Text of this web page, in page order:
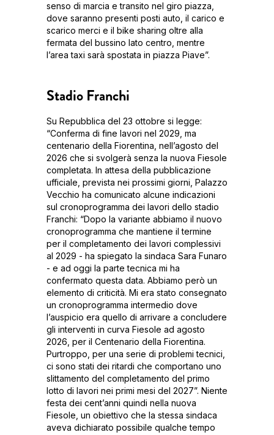
senso di marcia e transito nel giro piazza,
dove saranno presenti posti auto, il carico e
scarico merci e il bike sharing oltre alla
fermata del bussino lato centro, mentre
l’area taxi sarà spostata in piazza Piave”.
Stadio Franchi
Su Repubblica del 23 ottobre si legge:
“Conferma di fine lavori nel 2029, ma
centenario della Fiorentina, nell’agosto del
2026 che si svolgerà senza la nuova Fiesole
completata. In attesa della pubblicazione
ufficiale, prevista nei prossimi giorni, Palazzo
Vecchio ha comunicato alcune indicazioni
sul cronoprogramma dei lavori dello stadio
Franchi: “Dopo la variante abbiamo il nuovo
cronoprogramma che mantiene il termine
per il completamento dei lavori complessivi
al 2029 - ha spiegato la sindaca Sara Funaro
- e ad oggi la parte tecnica mi ha
confermato questa data. Abbiamo però un
elemento di criticità. Mi era stato consegnato
un cronoprogramma intermedio dove
l’auspicio era quello di arrivare a concludere
gli interventi in curva Fiesole ad agosto
2026, per il Centenario della Fiorentina.
Purtroppo, per una serie di problemi tecnici,
ci sono stati dei ritardi che comportano uno
slittamento del completamento del primo
lotto di lavori nei primi mesi del 2027”. Niente
festa dei cent’anni quindi nella nuova
Fiesole, un obiettivo che la stessa sindaca
aveva dichiarato possibile qualche tempo